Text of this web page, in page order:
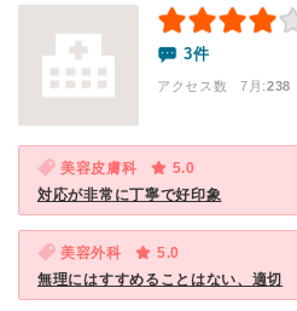
3件
アクセス数 7月:238
美容皮膚科
5.0
対応が非常に丁寧で好印象
美容外科
5.0
無理にはすすめることはない、適切